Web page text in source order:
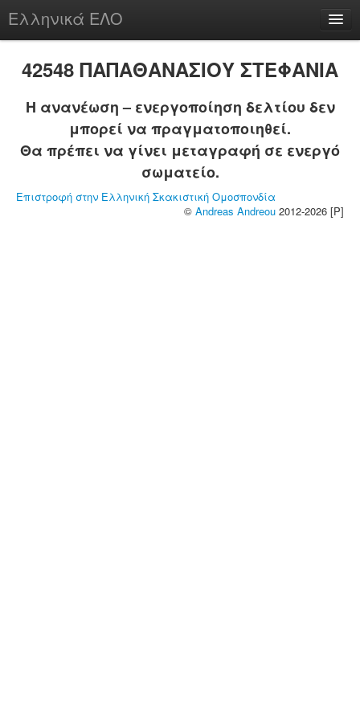
Ελληνικά ΕΛΟ
chesstu.be @ discord
Login
42548 ΠΑΠΑΘΑΝΑΣΙΟΥ ΣΤΕΦΑΝΙΑ
Η ανανέωση – ενεργοποίηση δελτίου δεν
μπορεί να πραγματοποιηθεί.
Θα πρέπει να γίνει μεταγραφή σε ενεργό
σωματείο.
Επιστροφή στην Ελληνική Σκακιστική Ομοσπονδία
© Andreas Andreou 2012-2026 [P]